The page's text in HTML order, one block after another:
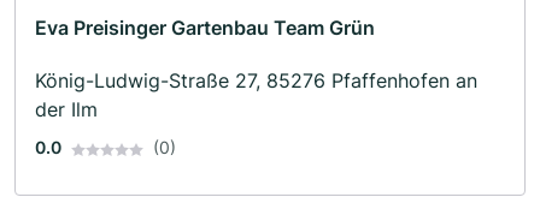
Eva Preisinger Gartenbau Team Grün
König-Ludwig-Straße 27, 85276 Pfaffenhofen an
der Ilm
0.0 (0)